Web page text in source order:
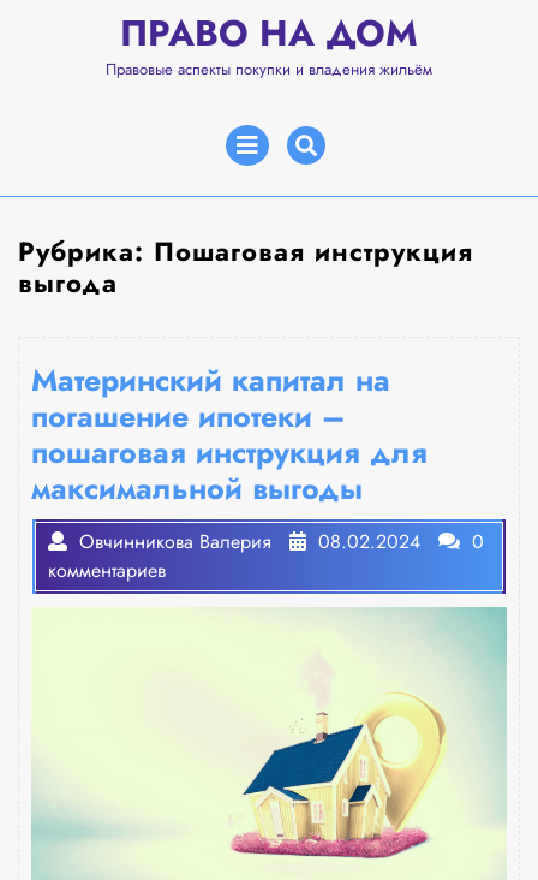
содержимому
ПРАВО НА ДОМ
Правовые аспекты покупки и владения жильём
Открыть
меню
Рубрика: Пошаговая инструкция
выгода
Материнский капитал на
погашение ипотеки –
пошаговая инструкция для
максимальной выгоды
Овчинникова Валерия 08.02.2024
0
комментариев